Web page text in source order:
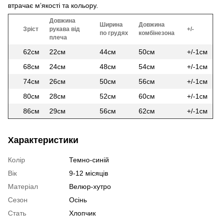
втрачає м’якості та кольору.
Зріст
Довжина
рукава від
плеча
Ширина
по грудях
Довжина
комбінезона
+/-
62см 22см 44см 50см
+/-1см
68см
24см 48см 54см
+/-1см
74см
26см 50см 56см
+/-1см
80см
28см 52см 60см
+/-1см
86см
29см 56см 62см +/-1см
Характеристики
Колір
Темно-синій
Вік
9-12 місяців
Матеріал
Велюр-хутро
Сезон
Осінь
Стать
Хлопчик